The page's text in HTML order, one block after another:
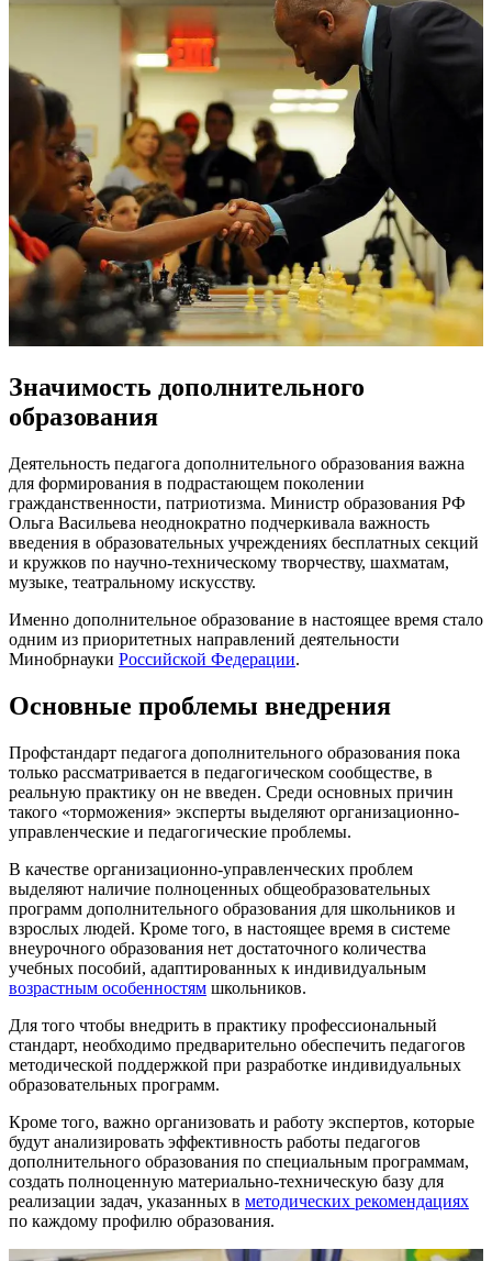
Значимость дополнительного
образования
Деятельность педагога дополнительного образования важна
для формирования в подрастающем поколении
гражданственности, патриотизма. Министр образования РФ
Ольга Васильева неоднократно подчеркивала важность
введения в образовательных учреждениях бесплатных секций
и кружков по научно-техническому творчеству, шахматам,
музыке, театральному искусству.
Именно дополнительное образование в настоящее время стало
одним из приоритетных направлений деятельности
Минобрнауки Российской Федерации.
Основные проблемы внедрения
Профстандарт педагога дополнительного образования пока
только рассматривается в педагогическом сообществе, в
реальную практику он не введен. Среди основных причин
такого «торможения» эксперты выделяют организационно-
управленческие и педагогические проблемы.
В качестве организационно-управленческих проблем
выделяют наличие полноценных общеобразовательных
программ дополнительного образования для школьников и
взрослых людей. Кроме того, в настоящее время в системе
внеурочного образования нет достаточного количества
учебных пособий, адаптированных к индивидуальным
возрастным особенностям школьников.
Для того чтобы внедрить в практику профессиональный
стандарт, необходимо предварительно обеспечить педагогов
методической поддержкой при разработке индивидуальных
образовательных программ.
Кроме того, важно организовать и работу экспертов, которые
будут анализировать эффективность работы педагогов
дополнительного образования по специальным программам,
создать полноценную материально-техническую базу для
реализации задач, указанных в методических рекомендациях
по каждому профилю образования.